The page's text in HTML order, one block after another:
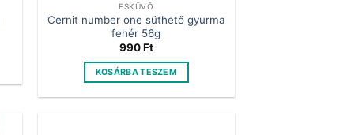
ESKÜVŐ
Cernit number one süthető gyurma
fehér 56g
990Ft
KOSÁRBA TESZEM